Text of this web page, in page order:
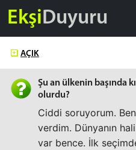
EkşiDuyuru
AÇIK
Şu an ülkenin başında
olurdu?
Ciddi soruyorum.
verdim. Dünyanın
var bence. İlk